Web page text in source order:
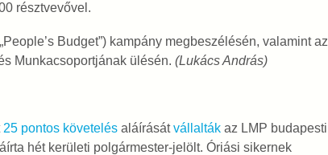
résztvevővel.
Budget”) kampány megbeszélésén, valamint az
Munkacsoportjának ülésén. (Lukács András)
25 pontos követelésaláírásátvállaltákaz LMP budapesti
hét kerületi polgármester-jelölt. Óriási sikernek